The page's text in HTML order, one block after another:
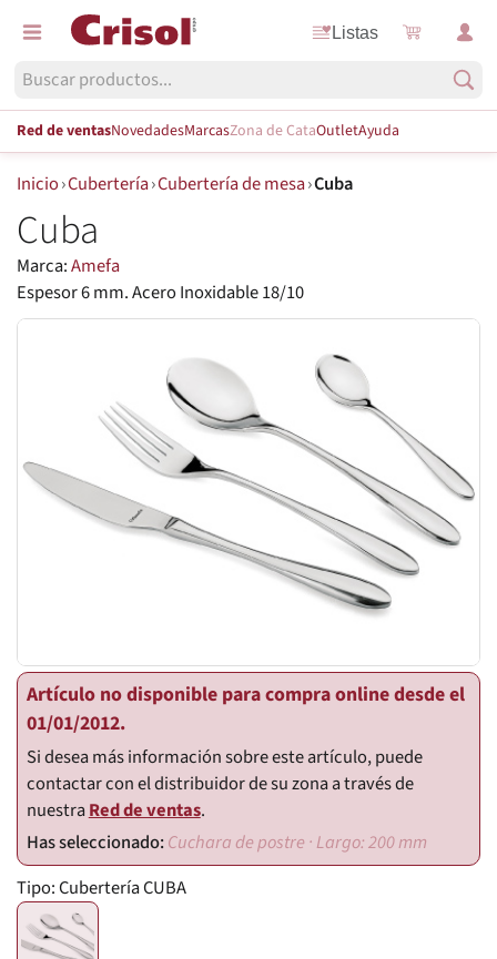
Listas
Red de ventasNovedadesMarcasZona de CataOutletAyuda
Inicio›Cubertería›Cubertería de mesa›Cuba
Cuba
Marca:Amefa
Espesor 6 mm. Acero Inoxidable 18/10
Artículo no disponible para compra online desde el
01/01/2012.
Si desea más información sobre este artículo, puede
contactar con el distribuidor de su zona a través de
nuestraRed de ventas.
Cuchara de postre · Largo: 200 mm
Tipo:Cubertería CUBA